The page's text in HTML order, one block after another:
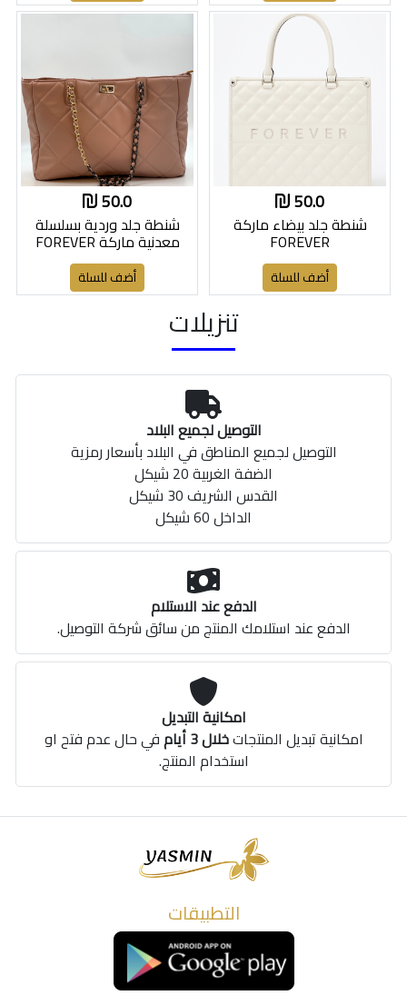
50.0
شنطة جلد بيضاء ماركة
FOREVER
أضف للسلة
50.0
شنطة جلد وردية بسلسلة
معدنية ماركة FOREVER
أضف للسلة
تنزيلات
التوصيل لجميع البلاد
التوصيل لجميع المناطق في البلاد بأسعار رمزية
الضفة الغربية 20 شيكل
القدس الشريف 30 شيكل
الداخل 60 شيكل
الدفع عند الاستلام
الدفع عند استلامك المنتج من سائق شركة التوصيل.
امكانية التبديل
امكانية تبديل المنتجاتخلال 3 أيام
في حال عدم فتح او
استخدام المنتج.
التطبيقات